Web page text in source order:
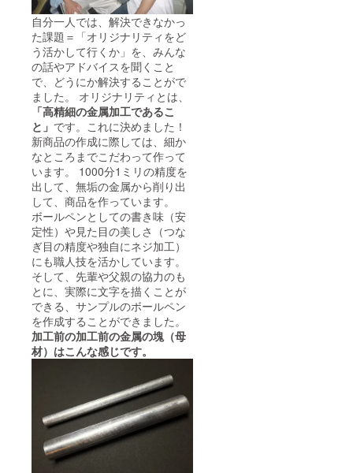
自分一人では、解決できなかっ
た課題＝「オリジナリティをど
う活かして行くか」を、みんな
の話やアドバイスを聞くこと
で、どうにか解決することがで
ました。 オリジナリティとは、
「高精細の金属加工であるこ
と」 です。これに決めました！
新商品の作成に際しては、細か
なところまでこだわって作って
います。 1000分1ミリの精度を
出して、無垢の金属から削り出
して、商品を作っています。
ボールペンとしての書き味（安
定性）や見た目の美しさ（つな
ぎ目の精度や独自にネジ加工）
にも職人技を活かしています。
そして、先輩や父親の協力のも
とに、実際に文字を描くことが
できる、サンプルのボールペン
を作成することができました。
加工前の加工前の金属の塊（母
材）はこんな感じです。